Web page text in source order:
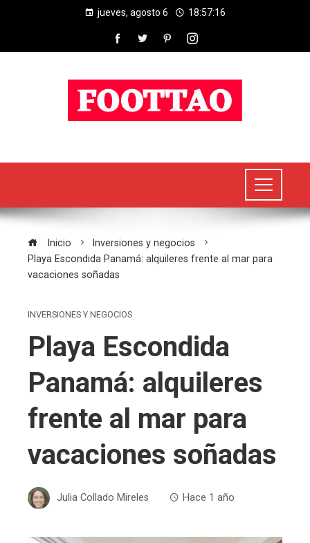
jueves, agosto 6 18:57:16
Inicio
Inversiones y negocios
Playa Escondida Panamá: alquileres frente al mar para
vacaciones soñadas
INVERSIONES Y NEGOCIOS
Playa Escondida
Panamá: alquileres
frente al mar para
vacaciones soñadas
Julia Collado Mireles Hace 1 año